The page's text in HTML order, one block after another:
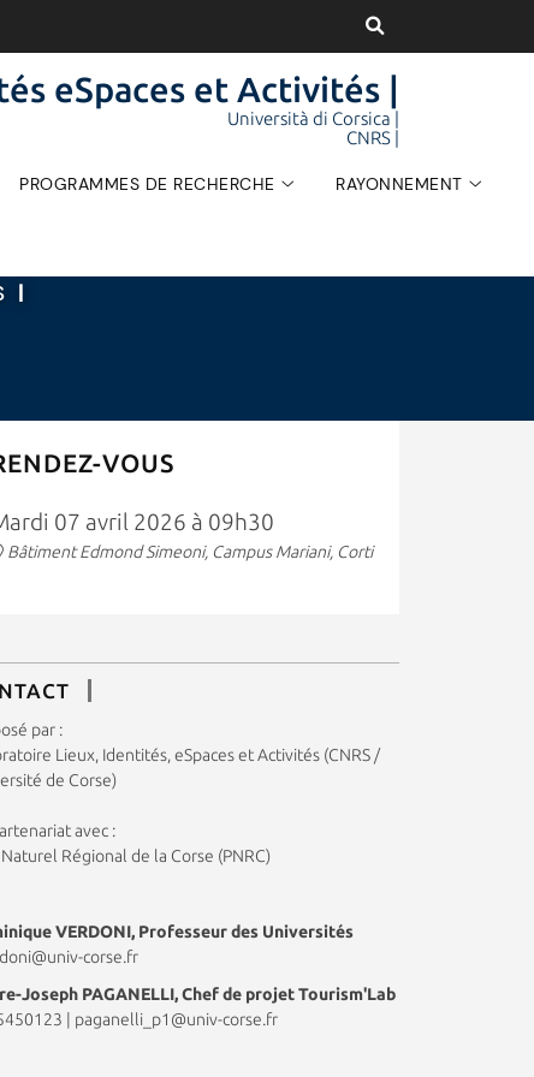
eSpaces et Activités |
Università di Corsica |
CNRS |
PROGRAMMES DE RECHERCHE RAYONNEMENT
|
VOUS
07 avril 2026 à 09h30
Bâtiment Edmond Simeoni, Campus Mariani, Corti
par :
Lieux, Identités, eSpaces et Activités (CNRS /
de Corse)
avec :
Naturel Régional de la Corse (PNRC)
VERDONI, Professeur des Universités
corse.fr
Joseph PAGANELLI, Chef de projet Tourism'Lab
paganelli_p1@univ-corse.fr